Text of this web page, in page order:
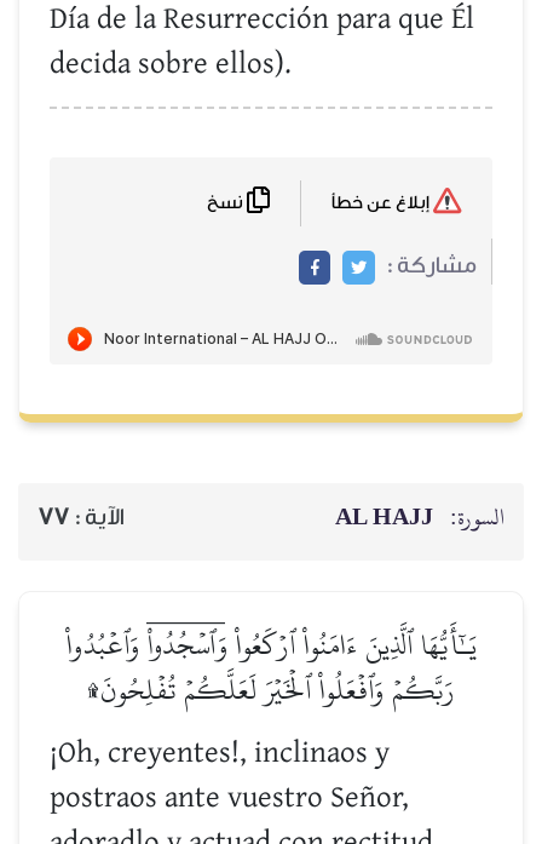
Día de la Resurrección para que Él
decida sobre ellos).
مشاركة :
السورة: AL HAJJ الآية : 77
يَـٰٓأَيُّهَا ٱلَّذِينَ ءَامَنُواْ ٱرۡكَعُواْ وَٱسۡجُدُواْۤ وَٱعۡبُدُواْ
رَبَّكُمۡ وَٱفۡعَلُواْ ٱلۡخَيۡرَ لَعَلَّكُمۡ تُفۡلِحُونَ۩
¡Oh, creyentes!, inclinaos y
postraos ante vuestro Señor,